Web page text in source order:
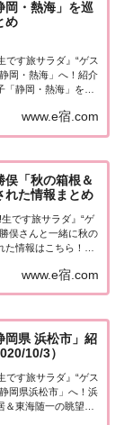
岡・熱海」を巡
め
です旅サラダ』“ゲス
岡・熱海」へ！紹介
静岡・熱海」を巡
は大好きな干物を
www.e宿.com
俣「秋の箱根＆
れた情報まとめ
です旅サラダ』“ゲ
俣さんと一緒に秋の
情報はこちら！泉
。勝俣州和さんがゲ
「俺と私...
www.e宿.com
岡県 浜松市」紹
10/3）
です旅サラダ』“ゲス
岡県浜松市」へ！浜
東海随一の眺望を